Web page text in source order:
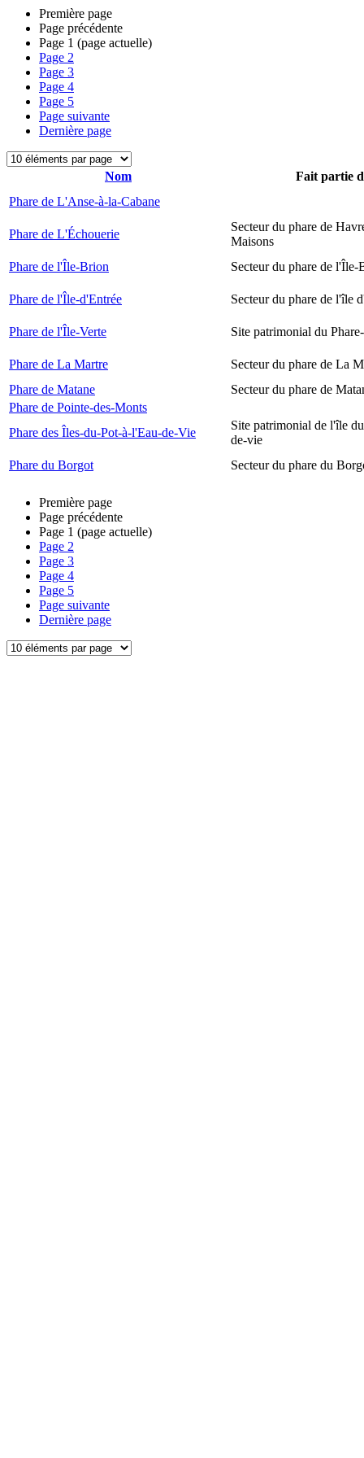
Première page
Page précédente
Page 1 (page actuelle)
Page 2
Page 3
Page 4
Page 5
Page suivante
Dernière page
Nom
Fait partie
Phare de L'Anse-à-la-Cabane
Phare de L'Échouerie
Secteur du phare de
Maisons
Phare de l'Île-Brion
Secteur du phare de l'Île-
Phare de l'Île-d'Entrée Secteur du phare de l'île
Phare de l'Île-Verte Site patrimonial du
Phare de La Martre
Secteur du phare de La
Phare de Matane
Secteur du phare de
Phare de Pointe-des-Monts
Phare des Îles-du-Pot-à-l'Eau-de-Vie
Site patrimonial de l'île
de-vie
Phare du Borgot
Secteur du phare du
Première page
Page précédente
Page 1 (page actuelle)
Page 2
Page 3
Page 4
Page 5
Page suivante
Dernière page